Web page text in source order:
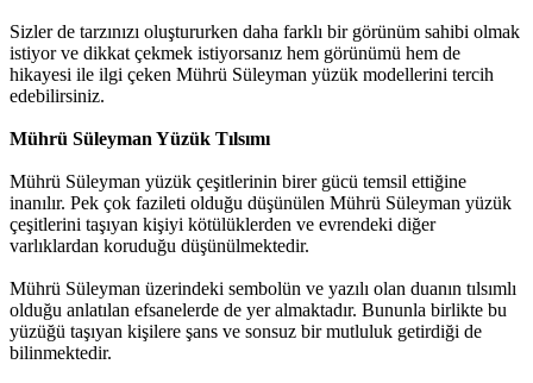
Sizler de tarzınızı oluştururken daha farklı bir görünüm sahibi olmak
istiyor ve dikkat çekmek istiyorsanız hem görünümü hem de
hikayesi ile ilgi çeken Mührü Süleyman yüzük modellerini tercih
edebilirsiniz.
Mührü Süleyman Yüzük Tılsımı
Mührü Süleyman yüzük çeşitlerinin birer gücü temsil ettiğine
inanılır. Pek çok fazileti olduğu düşünülen Mührü Süleyman yüzük
çeşitlerini taşıyan kişiyi kötülüklerden ve evrendeki diğer
varlıklardan koruduğu düşünülmektedir.
Mührü Süleyman üzerindeki sembolün ve yazılı olan duanın tılsımlı
olduğu anlatılan efsanelerde de yer almaktadır. Bununla birlikte bu
yüzüğü taşıyan kişilere şans ve sonsuz bir mutluluk getirdiği de
bilinmektedir.